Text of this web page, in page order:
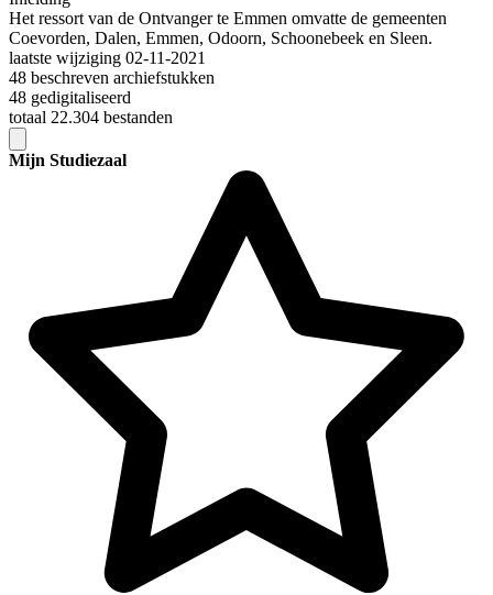
Het ressort van de Ontvanger te Emmen omvatte de gemeenten
Coevorden, Dalen, Emmen, Odoorn, Schoonebeek en Sleen.
laatste wijziging 02-11-2021
48 beschreven archiefstukken
48 gedigitaliseerd
totaal 22.304 bestanden
Mijn Studiezaal